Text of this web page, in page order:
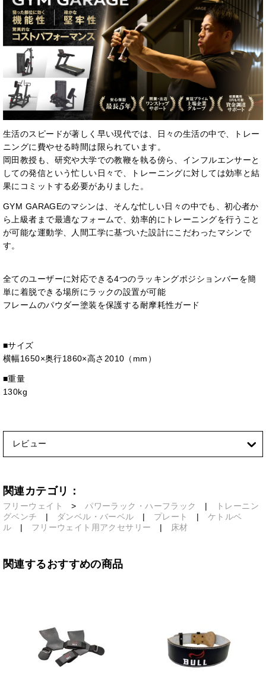
生活のスピードが著しく早い現代では、日々の生活の中で、トレー
ニングに費やせる時間は限られています。
岡田教授も、研究や大学での教鞭を執る傍ら、インフルエンサーと
しての発信という忙しい日々で、トレーニングに対しては効率と結
果にコミットする必要がありました。
GYM GARAGEのマシンは、そんな忙しい日々の中でも、初心者か
ら上級者まで最適なフォームで、効率的にトレーニングを行うこと
が可能な運動学、人間工学に基づいた設計にこだわったマシンで
す。
全てのユーザーに対応できる4つのラッキングポジションバーを簡
単に着脱できる場所にラックの設置が可能
フレームのパウダー塗装を保護する耐摩耗性ガード
■サイズ
横幅1650×奥行1860×高さ2010（mm）
■重量
130kg
レビュー
関連カテゴリ：
フリーウェイト > パワーラック・ハーフラック |
トレーニン
グベンチ
| ダンベル・バーベル | プレート | ケトルベ
ル | フリーウェイト用アクセサリー | 床材
関連するおすすめの商品